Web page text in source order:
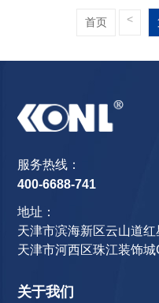
首页 <
服务热线：
400-6688-741
地址：
天津市滨海新区云山道
天津市河西区珠江装饰
关于我们